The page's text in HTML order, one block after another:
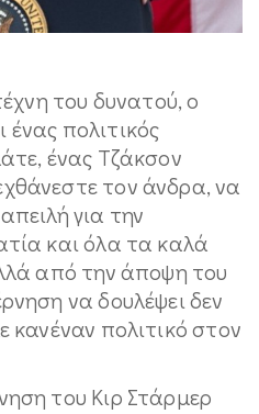
του δυνατού, ο
πολιτικός
ένας Τζάκσον
τον άνδρα, να
για την
και όλα τα καλά
από την άποψη του
να δουλέψει δεν
κανέναν πολιτικό στον
του Κιρ Στάρμερ